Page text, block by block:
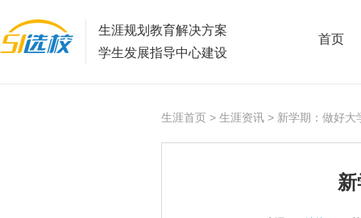
生涯规划教育解决方案
学生发展指导中心建设
首页
生涯首页 > 生涯资讯 > 新学期：做好大